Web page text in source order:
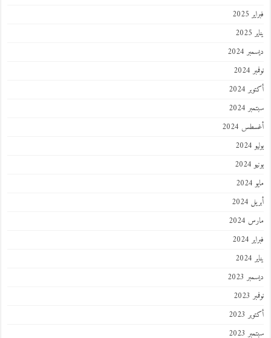
فبراير 2025
يناير 2025
ديسمبر 2024
نوفمبر 2024
أكتوبر 2024
سبتمبر 2024
أغسطس 2024
يوليو 2024
يونيو 2024
مايو 2024
أبريل 2024
مارس 2024
فبراير 2024
يناير 2024
ديسمبر 2023
نوفمبر 2023
أكتوبر 2023
سبتمبر 2023